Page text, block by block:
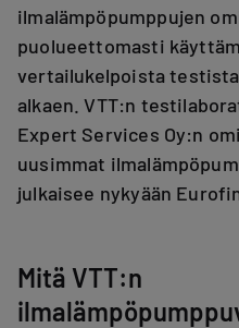
ilmalämpöpumppujen
puolueettomasti
vertailukelpoista
alkaen. VTT:n
Expert Services Oy:n
uusimmat
julkaisee nykyään
Mitä VTT:n